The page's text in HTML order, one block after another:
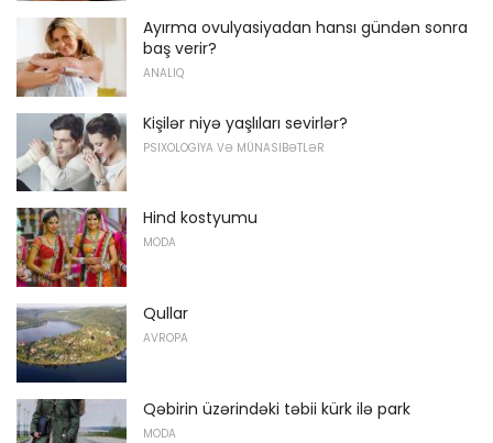
Ayırma ovulyasiyadan hansı gündən sonra
baş verir?
ANALIQ
Kişilər niyə yaşlıları sevirlər?
PSIXOLOGIYA VƏ MÜNASIBƏTLƏR
Hind kostyumu
MODA
Qullar
AVROPA
Qəbirin üzərindəki təbii kürk ilə park
MODA